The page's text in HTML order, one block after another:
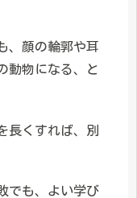
、顔の輪郭や耳
動物になる、と
長くすれば、別
でも、よい学び